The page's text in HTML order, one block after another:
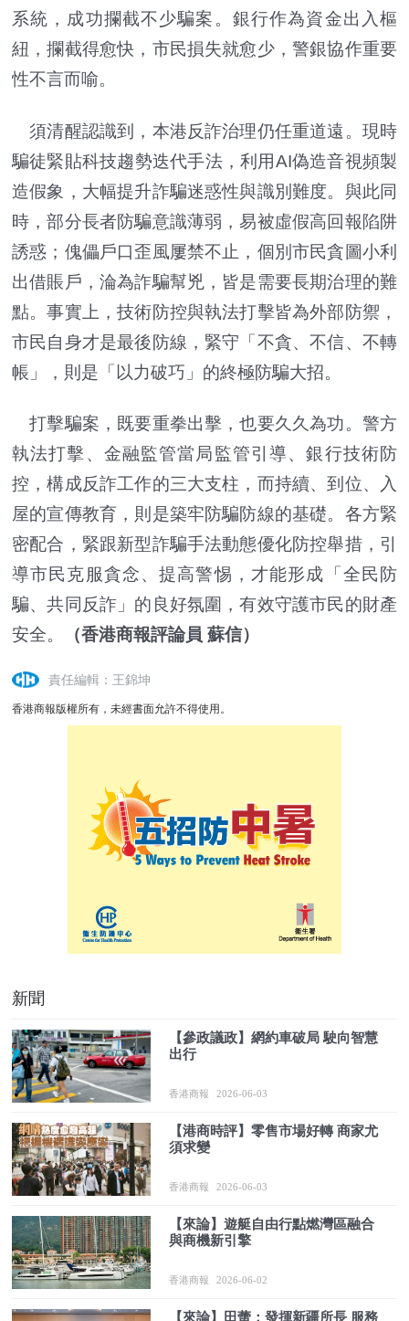
系統，成功攔截不少騙案。銀行作為資金出入樞
紐，攔截得愈快，市民損失就愈少，警銀協作重要
性不言而喻。
須清醒認識到，本港反詐治理仍任重道遠。現時
騙徒緊貼科技趨勢迭代手法，利用AI偽造音視頻製
造假象，大幅提升詐騙迷惑性與識別難度。與此同
時，部分長者防騙意識薄弱，易被虛假高回報陷阱
誘惑；傀儡戶口歪風屢禁不止，個別市民貪圖小利
出借賬戶，淪為詐騙幫兇，皆是需要長期治理的難
點。事實上，技術防控與執法打擊皆為外部防禦，
市民自身才是最後防線，緊守「不貪、不信、不轉
帳」，則是「以力破巧」的終極防騙大招。
打擊騙案，既要重拳出擊，也要久久為功。警方
執法打擊、金融監管當局監管引導、銀行技術防
控，構成反詐工作的三大支柱，而持續、到位、入
屋的宣傳教育，則是築牢防騙防線的基礎。各方緊
密配合，緊跟新型詐騙手法動態優化防控舉措，引
導市民克服貪念、提高警惕，才能形成「全民防
騙、共同反詐」的良好氛圍，有效守護市民的財產
安全。
（香港商報評論員 蘇信）
責任編輯：王錦坤
香港商報版權所有，未經書面允許不得使用。
新聞
【參政議政】網約車破局 駛向智慧
出行
香港商報 2026-06-03
【港商時評】零售市場好轉 商家尤
須求變
香港商報 2026-06-03
【來論】遊艇自由行點燃灣區融合
與商機新引擎
香港商報 2026-06-02
【來論】田蕾：發揮新疆所長 服務